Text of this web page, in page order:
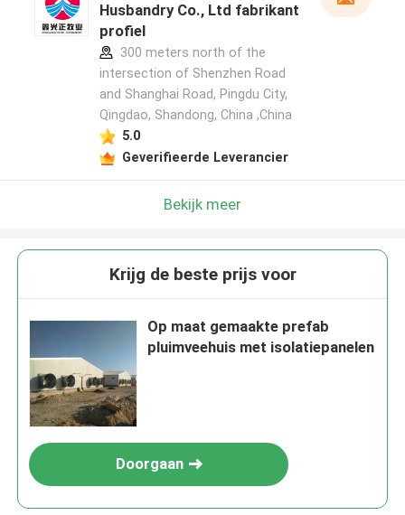
Husbandry Co., Ltd fabrikant
profiel
300 meters north of the
intersection of Shenzhen Road
and Shanghai Road, Pingdu City,
Qingdao, Shandong, China ,China
5.0
Geverifieerde Leverancier
Bekijk meer
Krijg de beste prijs voor
Op maat gemaakte prefab
pluimveehuis met isolatiepanelen
Doorgaan